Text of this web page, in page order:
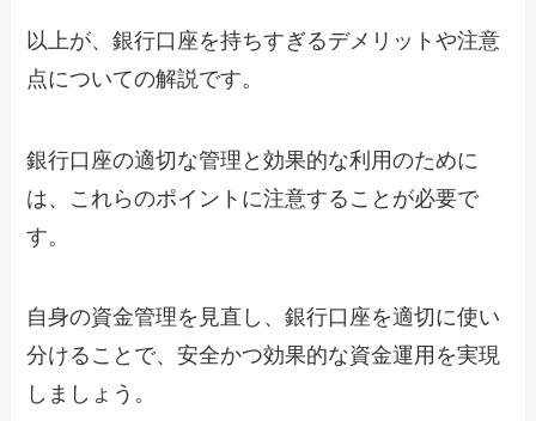
以上が、銀行口座を持ちすぎるデメリットや注意
点についての解説です。
銀行口座の適切な管理と効果的な利用のために
は、これらのポイントに注意することが必要で
す。
自身の資金管理を見直し、銀行口座を適切に使い
分けることで、安全かつ効果的な資金運用を実現
しましょう。